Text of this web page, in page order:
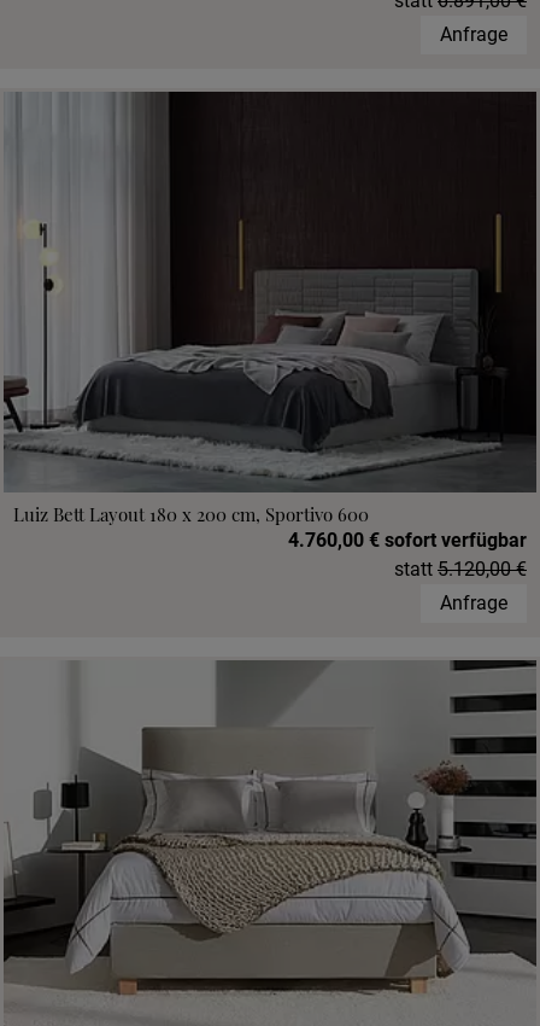
Anfrage
Luiz Bett Layout 180 x 200 cm, Sportivo 600
4.760,00 € sofort verfügbar
statt 5.120,00 €
Anfrage